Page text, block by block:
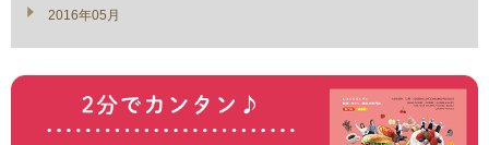
2016年05月